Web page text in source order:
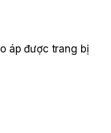
áp được trang bị